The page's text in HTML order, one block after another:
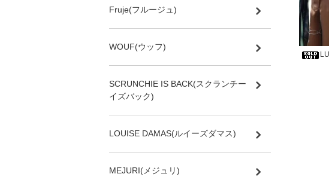
Fruje(フルージュ)
WOUF(ウッフ)
SCRUNCHIE IS BACK(スクランチー
イズバック)
LOUISE DAMAS(ルイーズダマス)
MEJURI(メジュリ)